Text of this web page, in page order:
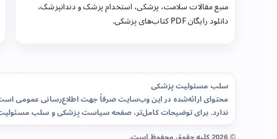
منبع مقالات سلامت، پزشکی، استخدام پزشک و دندانپزشک،
دانلود رایگان PDF کتاب‌های پزشکی.
سلب مسئولیت پزشکی
محتوای ارائه‌شده در این وب‌سایت صرفاً جهت اطلاع‌رسانی عمومی
ندارد. برای توضیحات کامل‌تر، صفحهسیاست پزشکی و سلب
© 2026 کلیه حقوق محفوظ است.